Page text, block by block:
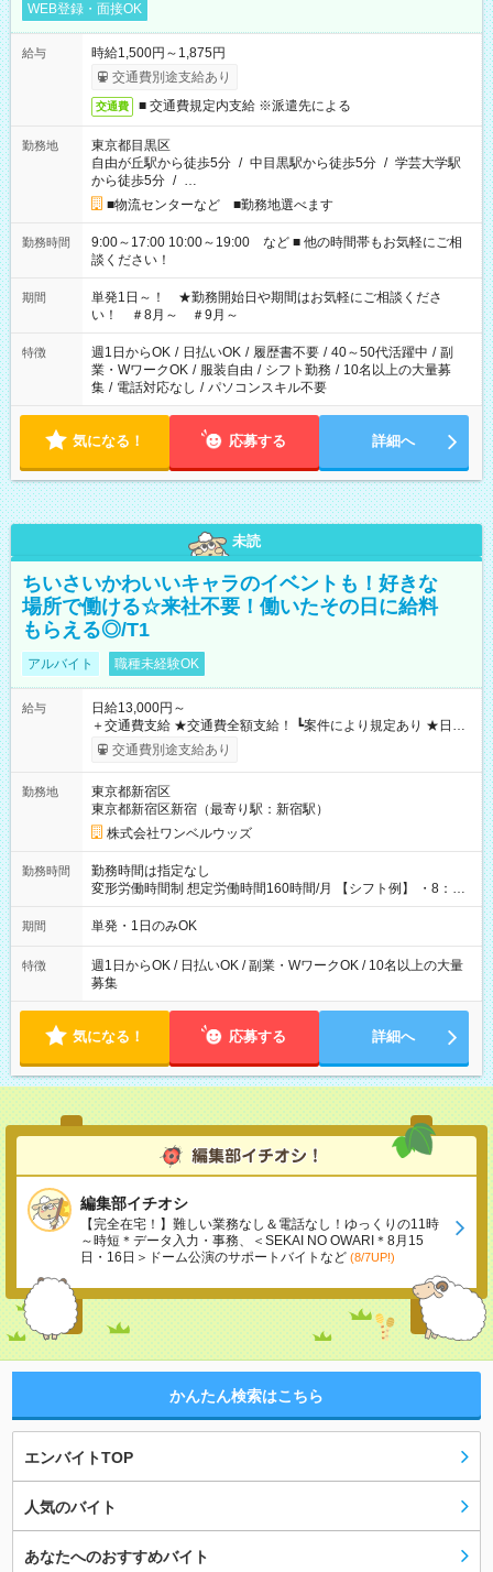
WEB登録・面接OK
給与
時給1,500円～1,875円
交通費別途支給あり
交通費 ■ 交通費規定内支給 ※派遣先による
勤務地
東京都目黒区
自由が丘駅から徒歩5分 / 中目黒駅から徒歩5分 / 学芸大学駅
から徒歩5分 / …
■物流センターなど ■勤務地選べます
勤務時間
9:00～17:00 10:00～19:00 など ■ 他の時間帯もお気軽にご相
談ください！
期間
単発1日～！ ★勤務開始日や期間はお気軽にご相談くださ
い！ ＃8月～ ＃9月～
特徴 週1日からOK / 日払いOK / 履歴書不要 / 40～50代活躍中 / 副
業・WワークOK / 服装自由 / シフト勤務 / 10名以上の大量募
集 / 電話対応なし / パソコンスキル不要
気になる！ 応募する 詳細へ
未読
ちいさいかわいいキャラのイベントも！好きな
場所で働ける☆来社不要！働いたその日に給料
もらえる◎/T1
アルバイト 職種未経験OK
給与
日給13,000円～
＋交通費支給 ★交通費全額支給！ ┗案件により規定あり ★日払
いOK！（規定あり） ┗働いたその日に現金GET♪ お仕事後はコ
ンビニATMから 日払い分を引き落とせます！ 【試用期間】試
交通費別途支給あり
勤務地
東京都新宿区
東京都新宿区新宿（最寄り駅：新宿駅）
株式会社ワンベルウッズ
勤務時間
勤務時間は指定なし
変形労働時間制 想定労働時間160時間/月 【シフト例】 ・8：00
～21：00
期間 単発・1日のみOK
特徴
週1日からOK / 日払いOK / 副業・WワークOK / 10名以上の大量
募集
気になる！ 応募する 詳細へ
編集部イチオシ
【完全在宅！】難しい業務なし＆電話なし！ゆっくりの11時
～時短＊データ入力・事務、＜SEKAI NO OWARI＊8月15
日・16日＞ドーム公演のサポートバイトなど (8/7UP!)
かんたん検索はこちら
エンバイトTOP
人気のバイト
あなたへのおすすめバイト